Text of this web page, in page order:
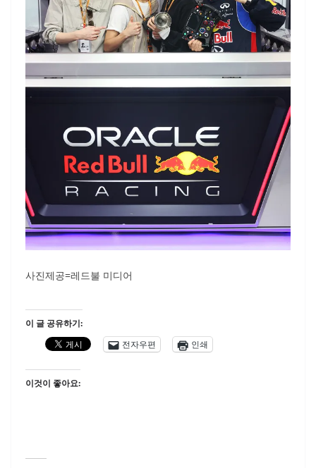
사진제공=레드불 미디어
이 글 공유하기:
전자우편
인쇄
이것이 좋아요: